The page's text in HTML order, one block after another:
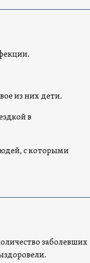
из них дети.
в
с которыми
заболевших